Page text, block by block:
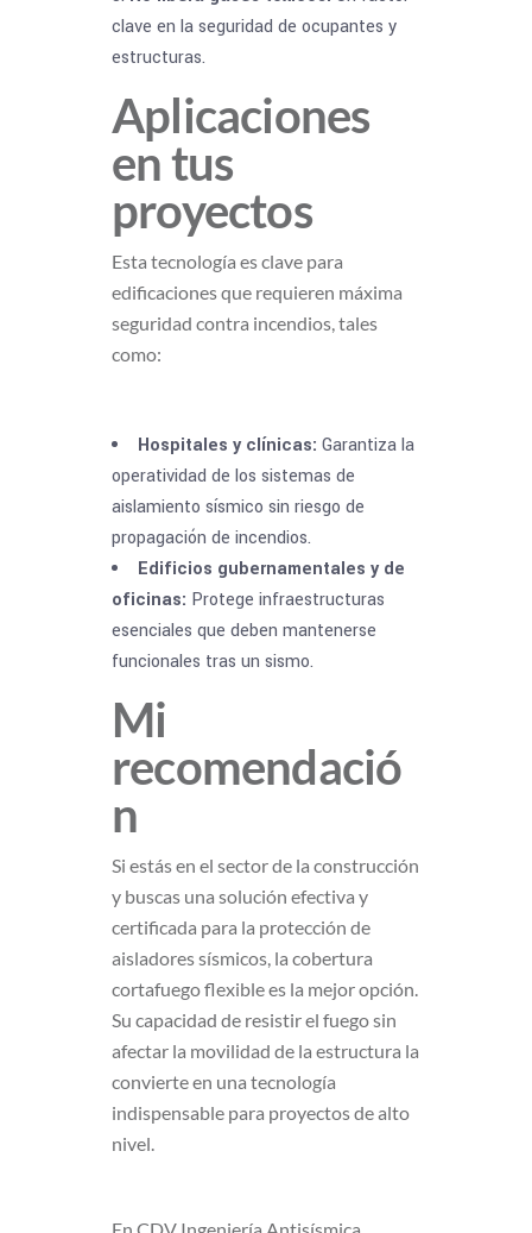
clave en la seguridad de ocupantes y
estructuras.
Aplicaciones
en tus
proyectos
Esta tecnología es clave para
edificaciones que requieren máxima
seguridad contra incendios, tales
como:
Hospitales y clínicas: Garantiza la
operatividad de los sistemas de
aislamiento sísmico sin riesgo de
propagación de incendios.
Edificios gubernamentales y de
oficinas: Protege infraestructuras
esenciales que deben mantenerse
funcionales tras un sismo.
Mi
recomendació
n
Si estás en el sector de la construcción
y buscas una solución efectiva y
certificada para la protección de
aisladores sísmicos, la cobertura
cortafuego flexible es la mejor opción.
Su capacidad de resistir el fuego sin
afectar la movilidad de la estructura la
convierte en una tecnología
indispensable para proyectos de alto
nivel.